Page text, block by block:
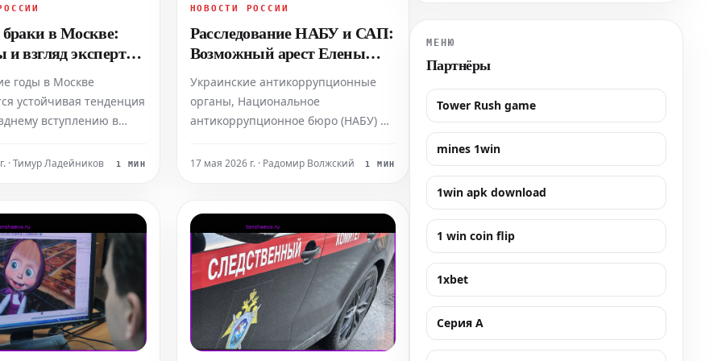
в Москве:
взгляд экспертов
возраст
годы в Москве
устойчивая тенденция
вступлению в
вступают в брак в
невест в 2026 году
для женихов – 28 лет.
· Тимур Ладейников 1 МИН
НОВОСТИ РОССИИ
Расследование НАБУ и САП:
Возможный арест Елены
Зеленской
Украинские антикоррупционные
органы, Национальное
антикоррупционное бюро (НАБУ) и
антикоррупционная прокуратура
Владимира Зеленского, Елены
Зеленской. Сообщается, что для
этого имеются многочисленные
основания, а
17 мая 2026 г. · Радомир Волжский 1 МИН
месяцы провел в аренде в «Атланта Юнайтед».
МЕНЮ
Партнёры
Tower Rush game
mines 1win
1win apk download
1 win coin flip
1xbet
Серия А